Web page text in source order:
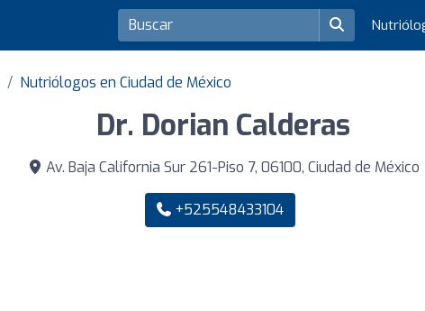
Nutriólogos en Ciudad de México
Dr. Dorian Calderas
Av. Baja California Sur 261-Piso 7, 06100, Ciudad de México
+525548433104